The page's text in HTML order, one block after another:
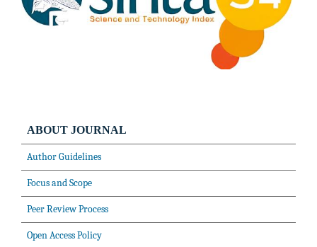
ABOUT JOURNAL
Author Guidelines
Focus and Scope
Peer Review Process
Open Access Policy